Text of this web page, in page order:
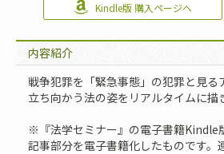
Kindle版 購入ページへ
内容紹介
戦争犯罪を「緊急事態」の犯罪と見
立ち向かう法の姿をリアルタイムに描
※『法学セミナー』の電子書籍
記事部分を電子書籍化したものです